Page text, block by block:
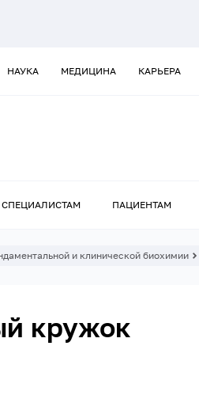
НАУКА МЕДИЦИНА КАРЬЕРА
СПЕЦИАЛИСТАМ ПАЦИЕНТАМ
и клинической биохимии
кружок